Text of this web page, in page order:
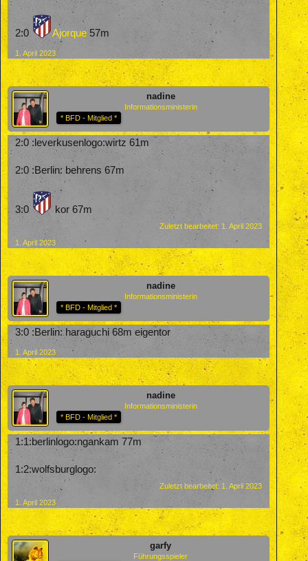
2:0 Ajorque 57m
1. April 2023
nadine
Informationsministerin
* BFD - Mitglied *
2:0 :leverkusenlogo:wirtz 61m
2:0 :Berlin: behrens 67m
3:0 kor 67m
Zuletzt bearbeitet: 1. April 2023
1. April 2023
nadine
Informationsministerin
* BFD - Mitglied *
3:0 :Berlin: haraguchi 68m eigentor
1. April 2023
nadine
Informationsministerin
* BFD - Mitglied *
1:1:berlinlogo:ngankam 77m
1:2:wolfsburglogo:
Zuletzt bearbeitet: 1. April 2023
1. April 2023
garfy
Führungsspieler